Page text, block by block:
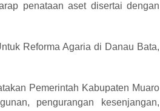
penataan aset disertai dengan
Reforma Agaria di Danau Bata,
Pemerintah Kabupaten Muaro
pengurangan kesenjangan,